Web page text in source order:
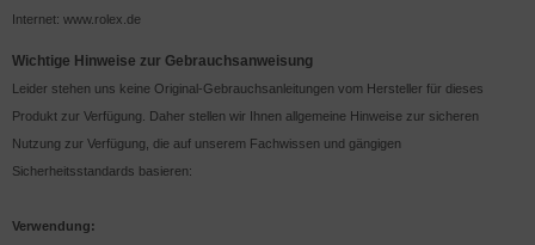
Internet: www.rolex.de
Wichtige Hinweise zur Gebrauchsanweisung
Leider stehen uns keine Original-Gebrauchsanleitungen vom Hersteller für dieses
Produkt zur Verfügung. Daher stellen wir Ihnen allgemeine Hinweise zur sicheren
Nutzung zur Verfügung, die auf unserem Fachwissen und gängigen
Sicherheitsstandards basieren:
Verwendung: